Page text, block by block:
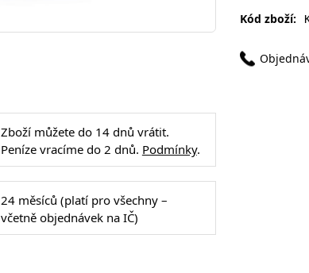
Zboží můžete do 14 dnů vrátit.
Peníze vracíme do 2 dnů. Podmínky.
24 měsíců (platí pro všechny –
včetně objednávek na IČ)
Kód zboží: